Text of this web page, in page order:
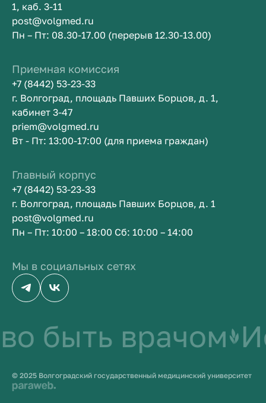
Мы в социальных сетях
1, каб. 3-11
post@volgmed.ru
Пн – Пт: 08.30-17.00 (перерыв 12.30-13.00)
Приемная комиссия
+7 (8442) 53-23-33
г. Волгоград, площадь Павших Борцов, д. 1,
кабинет 3-47
priem@volgmed.ru
Вт - Пт: 13:00-17:00 (для приема граждан)
Главный корпус
+7 (8442) 53-23-33
г. Волгоград, площадь Павших Борцов, д. 1
post@volgmed.ru
Пн – Пт: 10:00 – 18:00 Сб: 10:00 – 14:00
быть врачом
© 2025 Волгоградский государственный медицинский университет